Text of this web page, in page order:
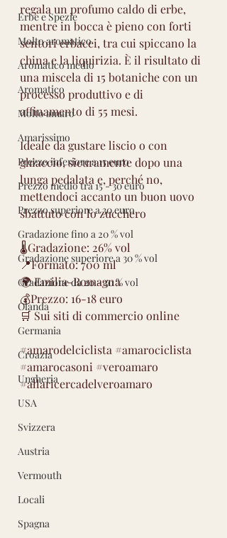
Erbe e Spezie
Molto aromatico
Aromatico medio
Aromatico
Molto amaro
Amarissimo
Prezzo inferiore a 15 euro
Prezzo medio tra 15 - 30 euro
Prezzo superiore a 30 euro
Gradazione fino a 20 % vol
Gradazione superiore a 30 % vol
Gradazione da 20 - 30 % vol
Olanda
Germania
Croazia
Ungheria
USA
Svizzera
Austria
Vermouth
Locali
Spagna
regala un profumo caldo di erbe,
mentre in bocca è pieno con forti
sentori erbacei, tra cui spiccano la
china e la liquirizia. È il risultato di
una miscela di 15 botaniche con un
processo produttivo e di
affinamento di 5️5 mesi.
Ideale da gustare liscio o con
ghiaccio, sicuramente dopo una
lunga pedalata e, perché no,
mettendoci accanto un buon uovo
sbattuto con lo zucchero
🌡Gradazione: 26% vol
📍Formato: 700 ml
🌍 Emilia-Romagna
💰Prezzo: 16-18 euro
🛒 Sui siti di commercio online
#amarodelciclista #amarociclista
#amarocasoni #veroamaro
#allaricercadelveroamaro